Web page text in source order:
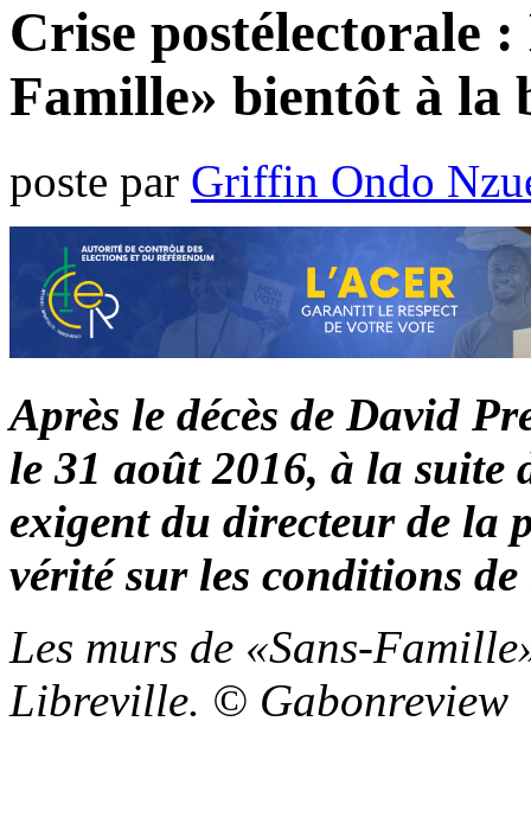
Crise postélectorale
Famille» bientôt à la
poste par Griffin Ondo
Après le décès de David
le 31 août 2016, à la suite
exigent du directeur de la
vérité sur les conditions
Les murs de «Sans-
Libreville. © Gabonreview